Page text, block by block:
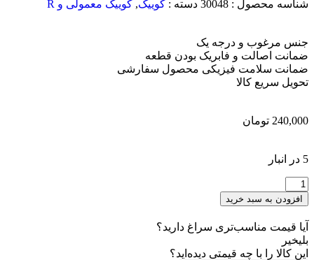
شناسه محصول : 30048 دسته : کوییک, کوییک معمولی و R
جنس مرغوب و درجه یک
ضمانت اصالت و فابریک بودن قطعه
ضمانت سلامت فیزیکی محصول سفارشی
تحویل سریع کالا
240,000 تومان
5 در انبار
افزودن به سبد خرید
آیا قیمت مناسب‌تری سراغ دارید؟
بلیخیر
این کالا را با چه قیمتی دیده‌اید؟